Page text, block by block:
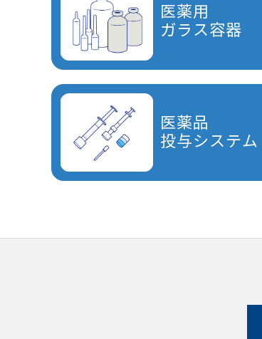
医薬用
ガラス容器
医薬品
投与システム